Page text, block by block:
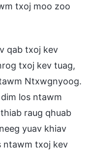
txoj moo zoo
qab txoj kev
txoj kev tuag,
Ntxwgnyoog.
los ntawm
raug qhuab
yuav khiav
ntawm txoj kev